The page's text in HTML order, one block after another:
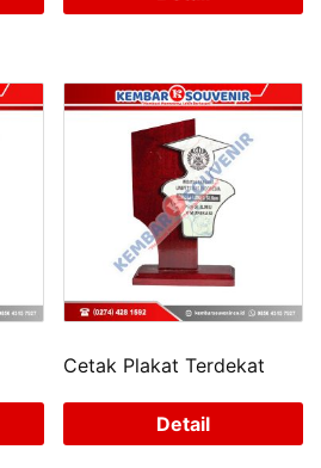
Cetak Plakat Terdekat
Detail